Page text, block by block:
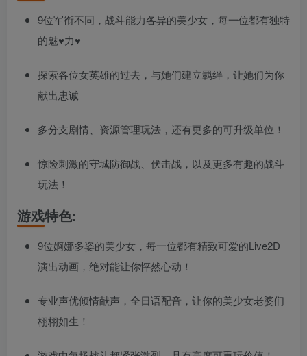
9位军衔不同，战斗能力各异的美少女，每一位都有独特
的魅♥力♥
探索各位女英雄的过去，与她们建立羁绊，让她们为你
献出忠诚
多分支剧情、资源管理玩法，还有更多的可升级单位！
惊险刺激的守城防御战、伏击战，以及更多有趣的战斗
玩法！
游戏特色:
9位婀娜多姿的美少女，每一位都有精致可爱的Live2D
演出动画，绝对能让你怦然心动！
专业声优倾情献声，全日语配音，让你的美少女老婆们
栩栩如生！